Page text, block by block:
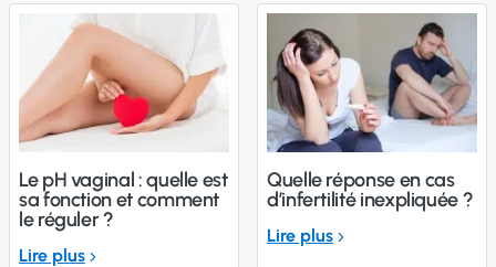
Le pH vaginal : quelle est
sa fonction et comment
le réguler ?
Lire plus
Quelle réponse en cas
d’infertilité inexpliquée ?
Lire plus